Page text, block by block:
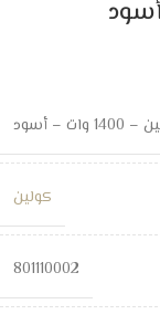
– أسود
كولين
801110002